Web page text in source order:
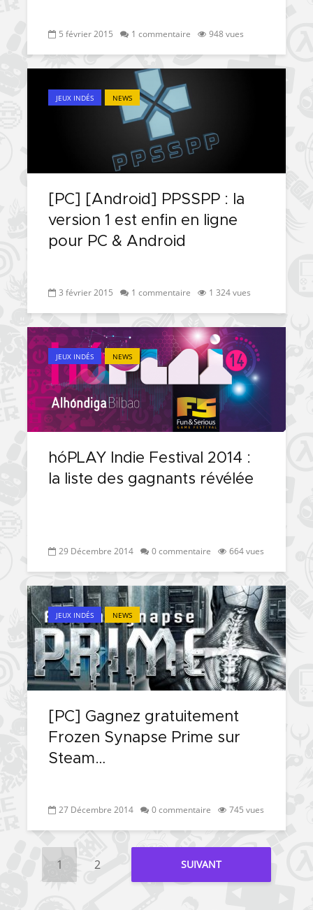
5 février 2015 1 commentaire 948 vues
JEUX INDÉS NEWS
[PC] [Android] PPSSPP : la
version 1 est enfin en ligne
pour PC & Android
3 février 2015 1 commentaire 1 324 vues
JEUX INDÉS NEWS
hóPLAY Indie Festival 2014 :
la liste des gagnants révélée
29 Décembre 2014 0 commentaire 664 vues
JEUX INDÉS NEWS
[PC] Gagnez gratuitement
Frozen Synapse Prime sur
Steam…
27 Décembre 2014 0 commentaire 745 vues
1 2 SUIVANT